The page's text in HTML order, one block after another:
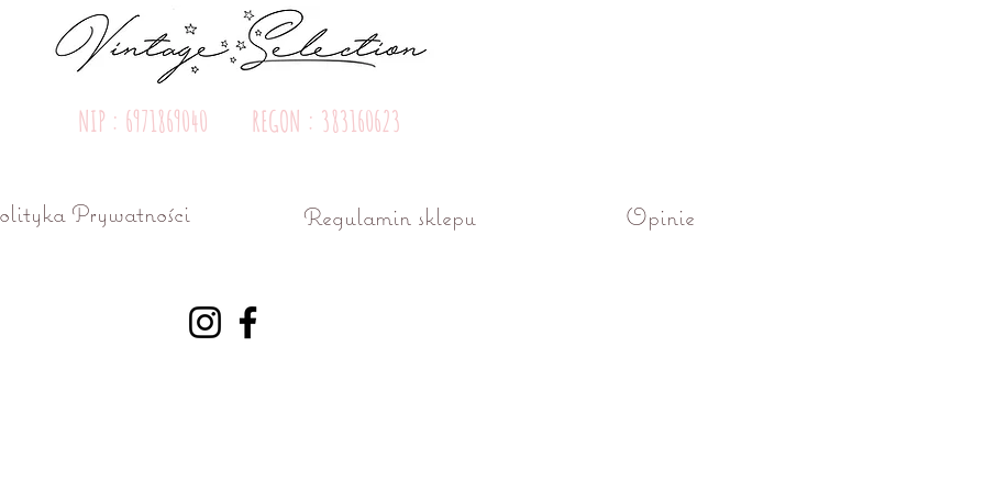
NIP : 6971869040 REGON : 383160623
ul. Różana 15Prywatności Regulamin sklepu Opinie